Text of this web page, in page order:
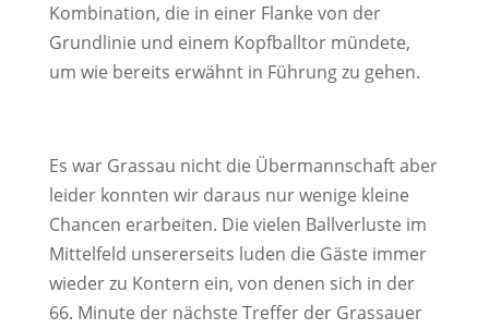
Kombination, die in einer Flanke von der
Grundlinie und einem Kopfballtor mündete,
um wie bereits erwähnt in Führung zu gehen.
Es war Grassau nicht die Übermannschaft aber
leider konnten wir daraus nur wenige kleine
Chancen erarbeiten. Die vielen Ballverluste im
Mittelfeld unsererseits luden die Gäste immer
wieder zu Kontern ein, von denen sich in der
66. Minute der nächste Treffer der Grassauer